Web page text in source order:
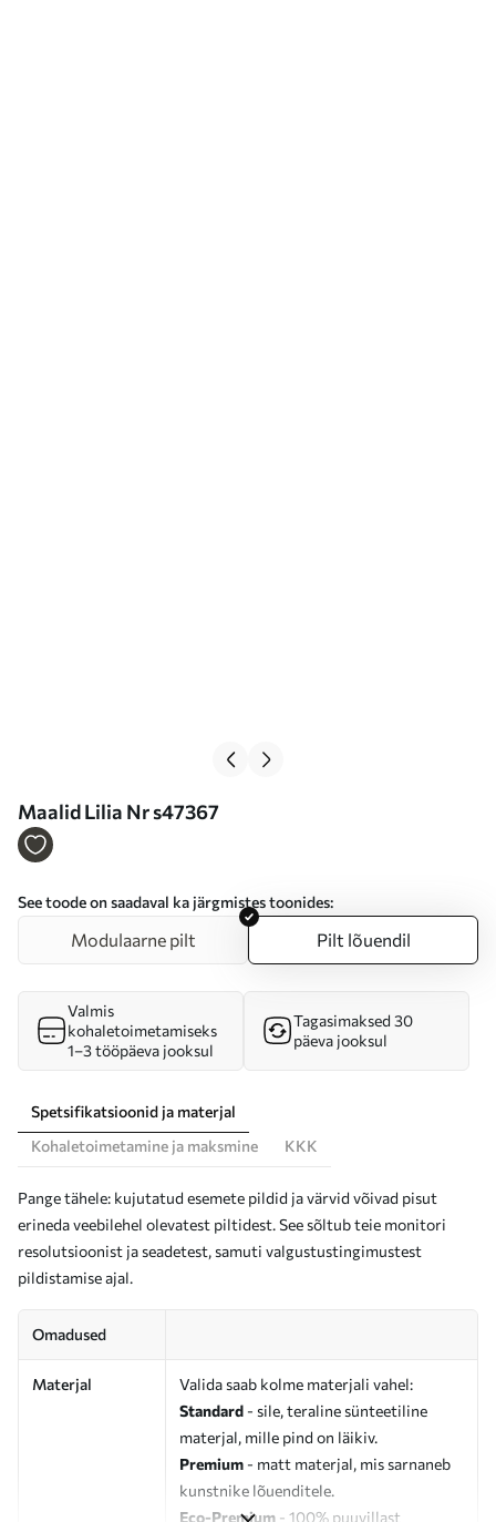
Maalid Lilia Nr s47367
See toode on saadaval ka järgmistes toonides:
Modulaarne pilt Pilt lõuendil
Valmis
kohaletoimetamiseks
1–3 tööpäeva jooksul
Tagasimaksed 30
päeva jooksul
Spetsifikatsioonid ja materjal
Kohaletoimetamine ja maksmine
KKK
Pange tähele: kujutatud esemete pildid ja värvid võivad pisut
erineda veebilehel olevatest piltidest. See sõltub teie monitori
resolutsioonist ja seadetest, samuti valgustustingimustest
pildistamise ajal.
Omadused
Materjal
Valida saab kolme materjali vahel:
Standard - sile, teraline sünteetiline
materjal, mille pind on läikiv.
Premium - matt materjal, mis sarnaneb
kunstnike lõuenditele.
Eco-Premium - 100% puuvillast